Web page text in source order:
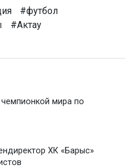
#футбол
#Актау
чемпионкой мира по
ХК «Барыс»